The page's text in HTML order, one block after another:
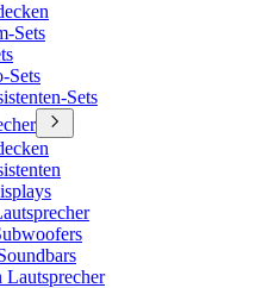
Sets
Sets
Sets
Lautsprecher